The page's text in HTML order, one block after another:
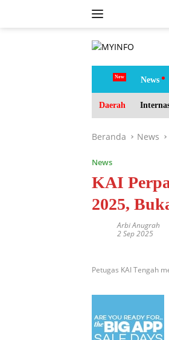
H
e
News
Daerah
Beranda News
News
KAI
2025,
Arbi Anugrah
2 Sep 2025
Petugas KAI Tengah